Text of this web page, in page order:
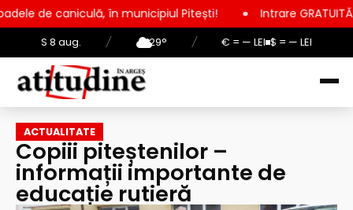
S 8 aug. / 29° / € = — LEI $ = — LEI
în municipiul Pitești! Intrare GRATUITĂ pentru copii,
ACTUALITATE
Copiii piteștenilor –
informații importante de
educație rutieră